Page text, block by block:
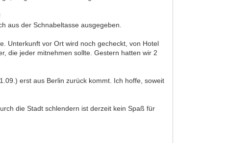
aus der Schnabeltasse ausgegeben.
Unterkunft vor Ort wird noch gecheckt, von Hotel
die jeder mitnehmen sollte. Gestern hatten wir 2
erst aus Berlin zurück kommt. Ich hoffe, soweit
die Stadt schlendern ist derzeit kein Spaß für